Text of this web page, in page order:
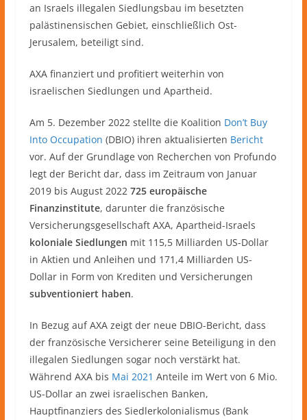
an Israels illegalen Siedlungsbau im besetzten
palästinensischen Gebiet, einschließlich Ost-
Jerusalem, beteiligt sind.
AXA finanziert und profitiert weiterhin von
israelischen Siedlungen und Apartheid.
Am 5. Dezember 2022 stellte die Koalition Don’t Buy
Into Occupation (DBIO) ihren aktualisierten Bericht
vor. Auf der Grundlage von Recherchen von Profundo
legt der Bericht dar, dass im Zeitraum von Januar
2019 bis August 2022 725 europäische
Finanzinstitute, darunter die französische
Versicherungsgesellschaft AXA, Apartheid-Israels
koloniale Siedlungen mit 115,5 Milliarden US-Dollar
in Aktien und Anleihen und 171,4 Milliarden US-
Dollar in Form von Krediten und Versicherungen
subventioniert haben.
In Bezug auf AXA zeigt der neue DBIO-Bericht, dass
der französische Versicherer seine Beteiligung in den
illegalen Siedlungen sogar noch verstärkt hat.
Während AXA bis Mai 2021 Anteile im Wert von 6 Mio.
US-Dollar an zwei israelischen Banken,
Hauptfinanziers des Siedlerkolonialismus (Bank